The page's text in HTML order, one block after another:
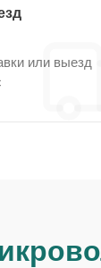
или выезд